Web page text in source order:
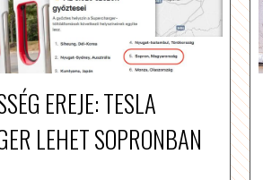
EREJE: TESLA
LEHET SOPRONBAN